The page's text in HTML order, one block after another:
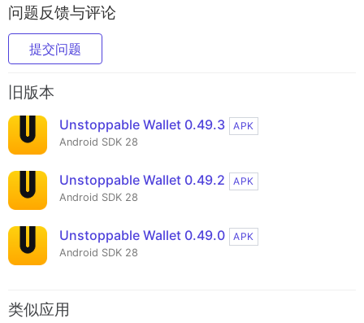
问题反馈与评论
提交问题
旧版本
Unstoppable Wallet 0.49.3
APK
Android SDK 28
Unstoppable Wallet 0.49.2
APK
Android SDK 28
Unstoppable Wallet 0.49.0
APK
Android SDK 28
类似应用